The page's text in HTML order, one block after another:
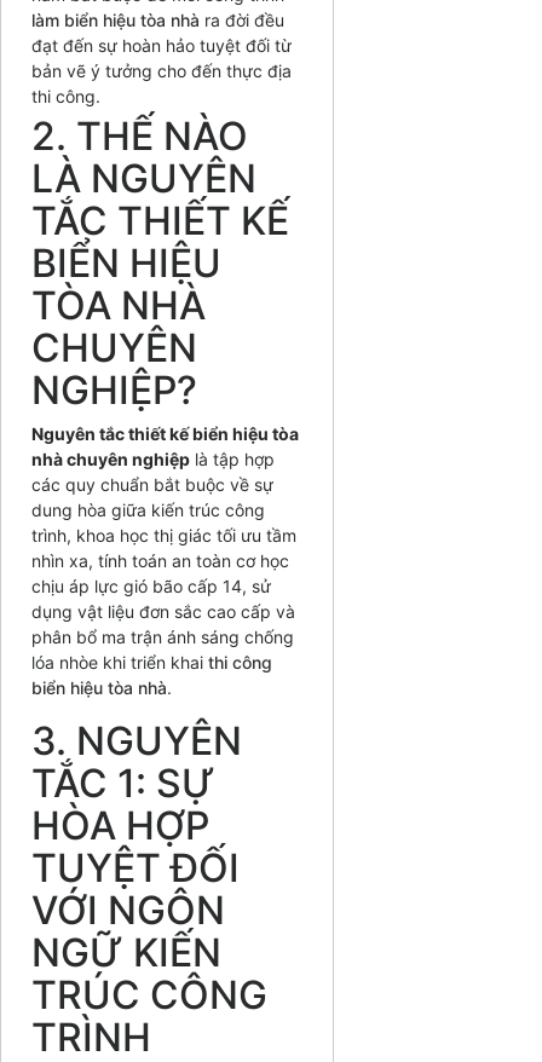
làm biển hiệu tòa nhà ra đời đều
đạt đến sự hoàn hảo tuyệt đối từ
bản vẽ ý tưởng cho đến thực địa
thi công.
2. THẾ NÀO
LÀ NGUYÊN
TẮC THIẾT KẾ
BIỂN HIỆU
TÒA NHÀ
CHUYÊN
NGHIỆP?
Nguyên tắc thiết kế biển hiệu tòa
nhà chuyên nghiệp là tập hợp
các quy chuẩn bắt buộc về sự
dung hòa giữa kiến trúc công
trình, khoa học thị giác tối ưu tầm
nhìn xa, tính toán an toàn cơ học
chịu áp lực gió bão cấp 14, sử
dụng vật liệu đơn sắc cao cấp và
phân bổ ma trận ánh sáng chống
lóa nhòe khi triển khai thi công
biển hiệu tòa nhà.
3. NGUYÊN
TẮC 1: SỰ
HÒA HỢP
TUYỆT ĐỐI
VỚI NGÔN
NGỮ KIẾN
TRÚC CÔNG
TRÌNH